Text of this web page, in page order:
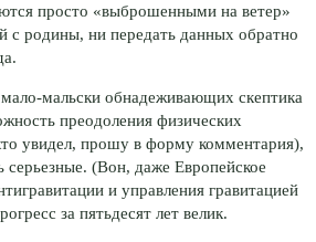
просто «выброшенными на ветер»
с родины, ни передать данных обратно
мало-мальски обнадеживающих скептика
преодоления физических
увидел, прошу в форму комментария),
серьезные. (Вон, даже Европейское
и управления гравитацией
за пятьдесят лет велик.